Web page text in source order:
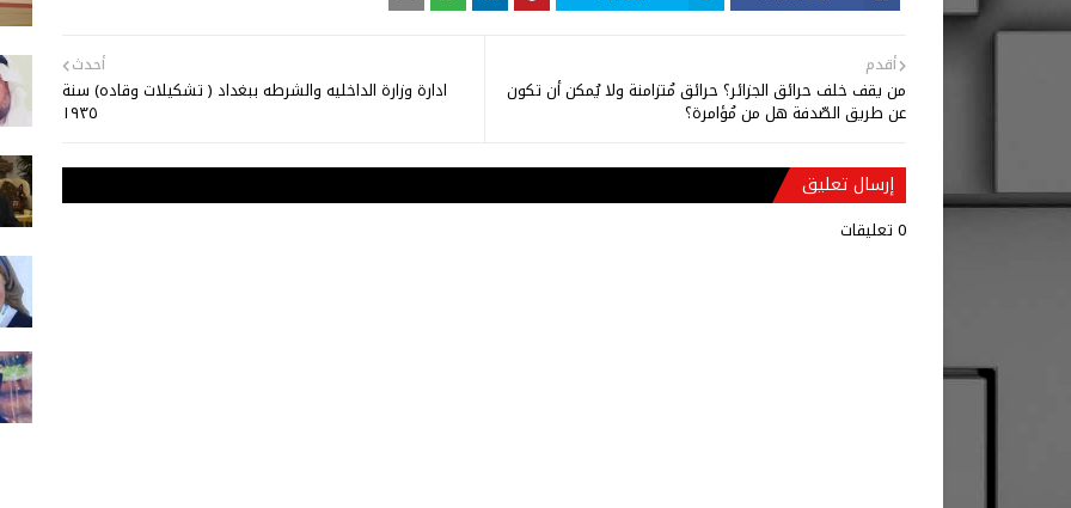
أحدث
ادارة وزارة الداخليه والشرطه ببغداد ( تشكيلات وقاده) سنة
١٩٣٥
أقدم
من يقف خلف حرائق الجزائر؟ حرائق مُتزامنة ولا يُمكن أن تكون
عن طريق الصّدفة هل من مُؤامرة؟
إرسال تعليق
0 تعليقات